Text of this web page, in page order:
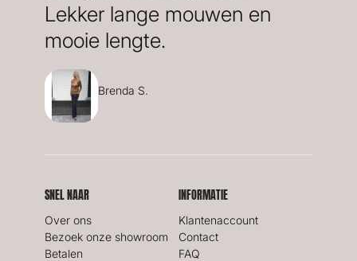
Lekker lange mouwen en
mooie lengte.
Brenda S.
SNEL NAAR
Over ons
Bezoek onze showroom
Betalen
INFORMATIE
Klantenaccount
Contact
FAQ